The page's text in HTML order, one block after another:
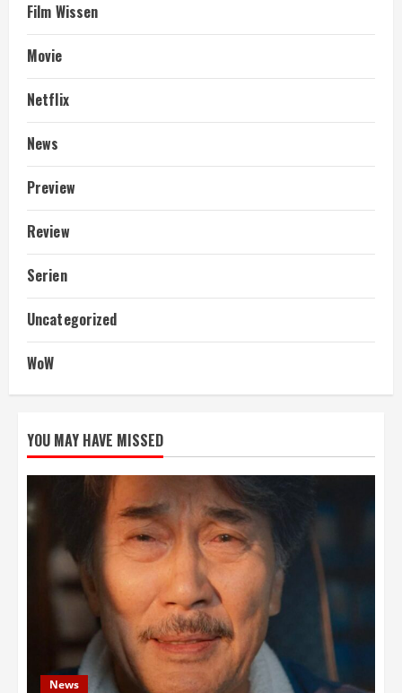
Film Wissen
Movie
Netflix
News
Preview
Review
Serien
Uncategorized
WoW
YOU MAY HAVE MISSED
News